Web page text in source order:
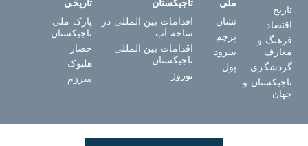
تاریخ
اقتصاد
فرهنگ و
معارف
گردشگری
تاجیکستان و
جهان
ملی
نشان
پرچم
سرود
پول
تاجیکستان
اقدامات بین المللی در
ساحه آب
اقدامات بین المللی
تاجیکستان
نوروز
تاریخی
پارک ملی
تاجیکستان
حصار
هلبوک
سرزم